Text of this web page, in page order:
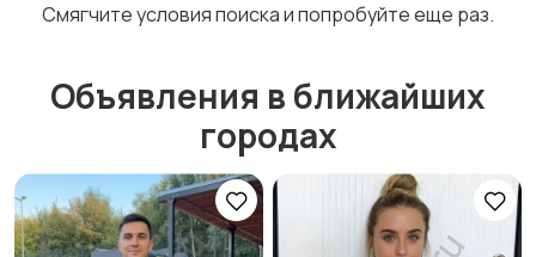
Организация
праздников
Фото- и видеосъемка
Смягчите условия поиска и попробуйте еще раз.
Объявления в ближайших
городах